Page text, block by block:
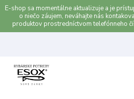
E-shop sa momentálne aktualizuje a je
o niečo záujem, neváhajte nás
produktov prostredníctvom telefónneho